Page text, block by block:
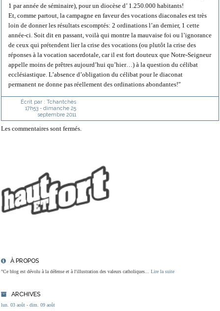
À PROPOS
"Ce blog est dévolu à la défense et à l'illustration des valeurs catholiques... Lire la suite
ARCHIVES
lun. 03 août - dim. 09 août
1 par année de séminaire), pour un diocèse d’ 1.250.000 habitants!
Et, comme partout, la campagne en faveur des vocations diaconales est très
loin de donner les résultats escomptés: 2 ordinations l’an dernier, 1 cette
année-ci. Soit dit en passant, voilà qui montre la mauvaise foi ou l’ignorance
de ceux qui prétendent lier la crise des vocations (ou plutôt la crise des
réponses à la vocation sacerdotale, car il est fort douteux que Notre-Seigneur
appelle moins de prêtres aujourd’hui qu’hier…) à la question du célibat
ecclésiastique. L’absence d’obligation du célibat pour le diaconat
permanent ne donne pas réellement des ordinations abondantes!"
Écrit par : Tchantchès
17h53- dimanche 25
septembre 2011
Les commentaires sont fermés.